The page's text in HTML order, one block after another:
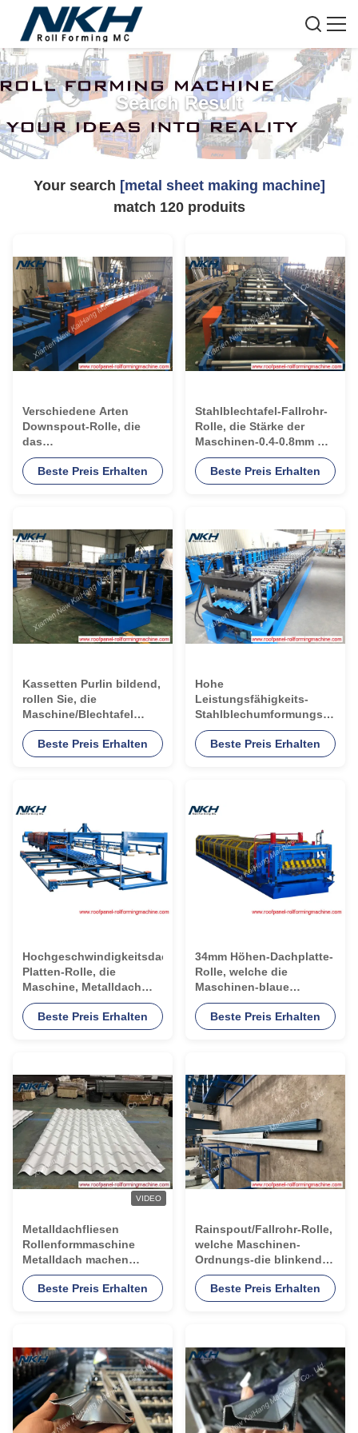
Search Result
Your search [metal sheet making machine]
match 120produits
Verschiedene Arten
Downspout-Rolle, die
das
Maschinen-/Deckungs-
Blatt herstellt Maschine
bildet
Beste Preis Erhalten
Stahlblechtafel-Fallrohr-
Rolle, die Stärke der
Maschinen-0.4-0.8mm mit
Material G350 bildet
Beste Preis Erhalten
Kassetten Purlin bildend,
rollen Sie, die
Maschine/Blechtafel
bildend, die Maschine
herstellen
Beste Preis Erhalten
Hohe
Leistungsfähigkeits-
Stahlblechumformungs-
Maschine, Wellblech, das
Maschine herstellt
Beste Preis Erhalten
Hochgeschwindigkeitsdach-
Platten-Rolle, die
Maschine, Metalldach
herstellt Maschine bildet
Beste Preis Erhalten
34mm Höhen-Dachplatte-
Rolle, welche die
Maschinen-blaue
Blechtafel herstellt
Maschine bildet
Beste Preis Erhalten
VIDEO
Metalldachfliesen
Rollenformmaschine
Metalldach machen
Maschine
kundenspezifische
Rollenformmaschine
Beste Preis Erhalten
Rainspout/Fallrohr-Rolle,
welche Maschinen-
Ordnungs-die blinkende
Deckungs-Platte herstellt
Maschine bildet
Beste Preis Erhalten